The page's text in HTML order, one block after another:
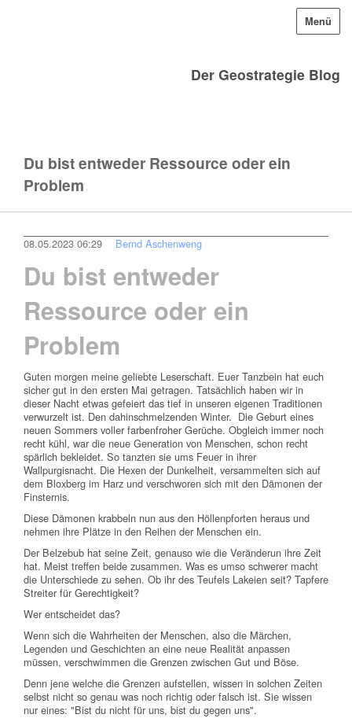
Der Geostrategie Blog
Menü
Du bist entweder Ressource oder ein
Problem
08.05.2023 06:29 Bernd Aschenweng
Du bist entweder
Ressource oder ein
Problem
Guten morgen meine geliebte Leserschaft. Euer Tanzbein hat euch
sicher gut in den ersten Mai getragen. Tatsächlich haben wir in
dieser Nacht etwas gefeiert das tief in unseren eigenen Traditionen
verwurzelt ist. Den dahinschmelzenden Winter. Die Geburt eines
neuen Sommers voller farbenfroher Gerüche. Obgleich immer noch
recht kühl, war die neue Generation von Menschen, schon recht
spärlich bekleidet. So tanzten sie ums Feuer in ihrer
Wallpurgisnacht. Die Hexen der Dunkelheit, versammelten sich auf
dem Bloxberg im Harz und verschworen sich mit den Dämonen der
Finsternis.
Diese Dämonen krabbeln nun aus den Höllenpforten heraus und
nehmen ihre Plätze in den Reihen der Menschen ein.
Der Belzebub hat seine Zeit, genauso wie die Veränderun ihre Zeit
hat. Meist treffen beide zusammen. Was es umso schwerer macht
die Unterschiede zu sehen. Ob ihr des Teufels Lakeien seit? Tapfere
Streiter für Gerechtigkeit?
Wer entscheidet das?
Wenn sich die Wahrheiten der Menschen, also die Märchen,
Legenden und Geschichten an eine neue Realität anpassen
müssen, verschwimmen die Grenzen zwischen Gut und Böse.
Denn jene welche die Grenzen aufstellen, wissen in solchen Zeiten
selbst nicht so genau was noch richtig oder falsch ist. Sie wissen
nur eines: "Bist du nicht für uns, bist du gegen uns".